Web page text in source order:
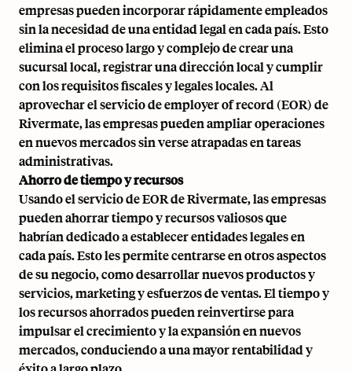
empresas pueden incorporar rápidamente empleados
sin la necesidad de una entidad legal en cada país. Esto
elimina el proceso largo y complejo de crear una
sucursal local, registrar una dirección local y cumplir
con los requisitos fiscales y legales locales. Al
aprovechar el servicio de employer of record (EOR) de
Rivermate, las empresas pueden ampliar operaciones
en nuevos mercados sin verse atrapadas en tareas
administrativas.
Ahorro de tiempo y recursos
Usandoel servicio de EOR de Rivermate, las empresas
pueden ahorrar tiempo y recursos valiosos que
habrían dedicado a establecer entidades legales en
cada país. Esto les permite centrarse en otros aspectos
de su negocio, como desarrollar nuevos productos y
servicios, marketing y esfuerzos de ventas. El tiempo y
los recursos ahorrados pueden reinvertirse para
impulsar el crecimiento y la expansión en nuevos
mercados, conduciendo a una mayor rentabilidad y